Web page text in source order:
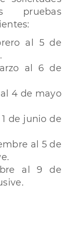
pruebas
al 5 de
al 6 de
4 de mayo
de junio de
al 5 de
al 9 de